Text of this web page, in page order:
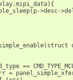
>desc-